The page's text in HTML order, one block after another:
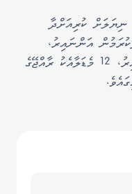
އިން 7 ޖޫން 2026 ގެ ނިޔަލަށް ކުރިއަށްދާ
ޓީމަކުން ވާދަކުރަމުން އަންނައިރު،
ފުރަތަމަ ދުވަހުގެ އިވެންޓްތައް ނިންމާލިއިރު، 12 މެޑަލާއެކު ރާއްޖޭގެ